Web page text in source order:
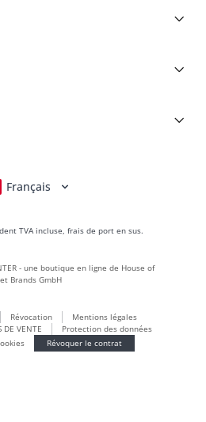
produits
TVA incluse, frais de port en sus.
Deutsch
English
Italiano
Nederlands
Français
Révocation
Mentions légales
DE VENTE
Protection des données
Révoquer le contrat
- une boutique en ligne de House of
Brands GmbH